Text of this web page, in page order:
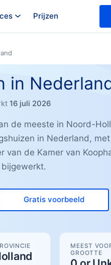
Prijzen
in
16 juli 2026
de meeste in Noord-
in Nederland,
de Kamer van
Gratis voorbeeld
MEEST
GROOTTE